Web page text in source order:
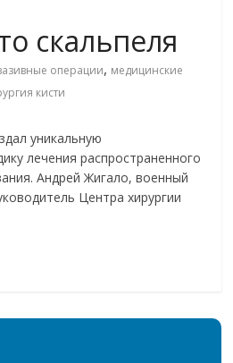
скальпеля
операции, медицинские
кисти
уникальную
лечения распространенного
Андрей Жигало, военный
Центра хирургии